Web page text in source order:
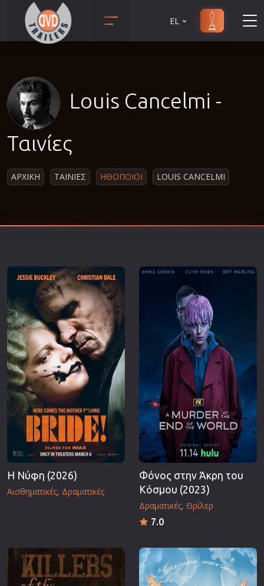
Αισθησιακές
Γουέστερν
Επιστημονικής Φαντασίας
Εποχής
Ερωτικές
Ευρωπαικός Κινηματογράφος
Θρησκευτικές
Θρίλερ
Ιστορικές
Καταστροφής
Κλασσικές
EL
Louis Cancelmi -
Ταινίες
ΑΡΧΙΚΗ ΤΑΙΝΙΕΣ ΗΘΟΠΟΙΟΙ LOUIS CANCELMI
Η Νύφη (2026)
Αισθηματικές Δραματικές
Φόνος στην Άκρη του
Κόσμου (2023)
Δραματικές Θρίλερ
7.0